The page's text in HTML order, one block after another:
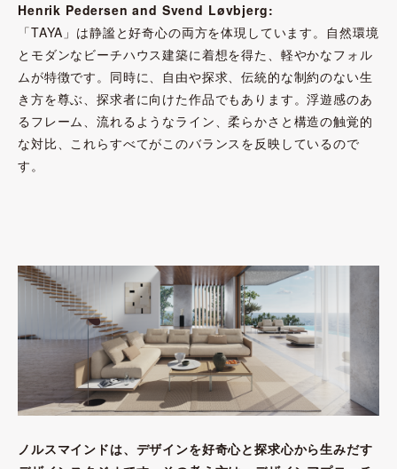
Henrik Pedersen and Svend Løvbjerg:
「TAYA」は静謐と好奇心の両方を体現しています。自然環境
とモダンなビーチハウス建築に着想を得た、軽やかなフォル
ムが特徴です。同時に、自由や探求、伝統的な制約のない生
き方を尊ぶ、探求者に向けた作品でもあります。浮遊感のあ
るフレーム、流れるようなライン、柔らかさと構造の触覚的
な対比、これらすべてがこのバランスを反映しているので
す。
ノルスマインドは、デザインを好奇心と探求心から生みだす